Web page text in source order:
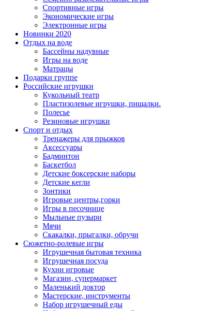
Спортивные игры
Экономические игры
Электронные игры
Новинки 2020
Отдых на воде
Бассейны надувные
Игры на воде
Матрацы
Подарки группе
Российские игрушки
Кукольный театр
Пластизолевые игрушки, пищалки.
Полесье
Резиновые игрушки
Спорт и отдых
Тренажеры для прыжков
Аксессуары
Бадминтон
Баскетбол
Детские боксерские наборы
Детские кегли
Зонтики
Игровые центры,горки
Игры в песочнице
Мыльные пузыри
Мячи
Скакалки, прыгалки, обручи
Сюжетно-ролевые игры
Игрушечная бытовая техника
Игрушечная посуда
Кухни игровые
Магазин, супермаркет
Маленький доктор
Мастерские, инструменты
Набор игрушечный еды